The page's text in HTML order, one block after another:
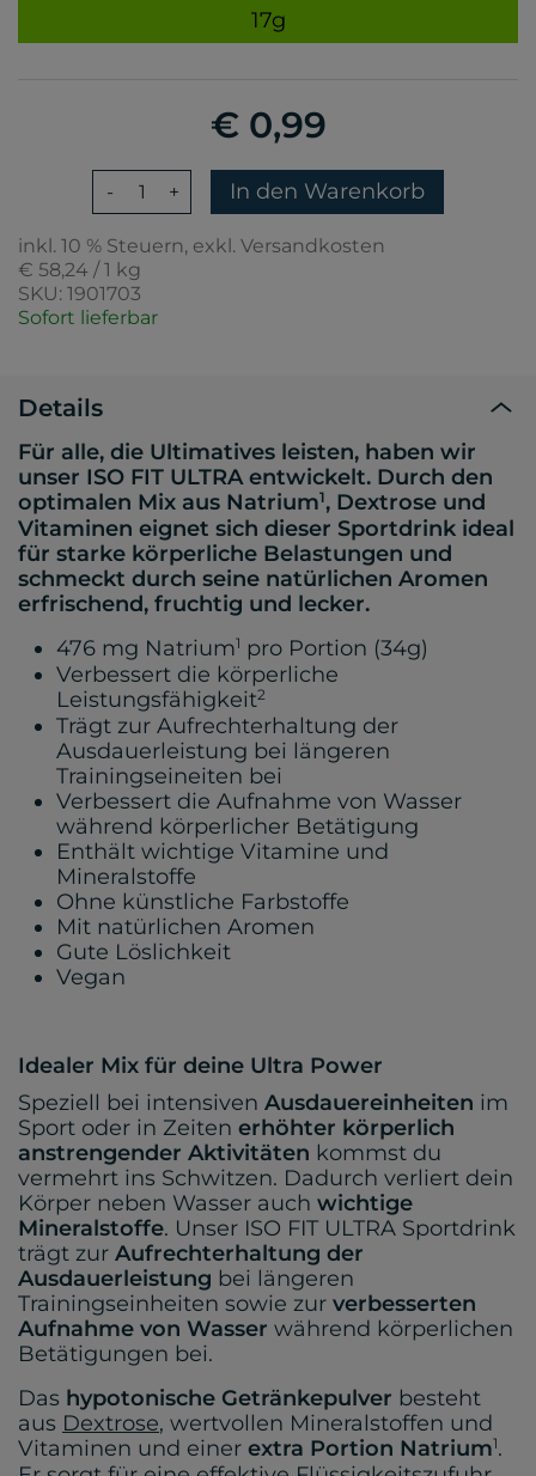
17g
€ 0,99
- + In den Warenkorb
inkl. 10 % Steuern, exkl. Versandkosten
€ 58,24 / 1 kg
SKU: 1901703
Sofort lieferbar
Details
Für alle, die Ultimatives leisten, haben wir
unser ISO FIT ULTRA entwickelt. Durch den
optimalen Mix aus Natrium1, Dextrose und
Vitaminen eignet sich dieser Sportdrink ideal
für starke körperliche Belastungen und
schmeckt durch seine natürlichen Aromen
erfrischend, fruchtig und lecker.
476 mg Natrium1 pro Portion (34g)
Verbessert die körperliche
Leistungsfähigkeit2
Trägt zur Aufrechterhaltung der
Ausdauerleistung bei längeren
Trainingseineiten bei
Verbessert die Aufnahme von Wasser
während körperlicher Betätigung
Enthält wichtige Vitamine und
Mineralstoffe
Ohne künstliche Farbstoffe
Mit natürlichen Aromen
Gute Löslichkeit
Vegan
Idealer Mix für deine Ultra Power
Speziell bei intensiven Ausdauereinheiten im
Sport oder in Zeiten erhöhter körperlich
anstrengender Aktivitäten kommst du
vermehrt ins Schwitzen. Dadurch verliert dein
Körper neben Wasser auch wichtige
Mineralstoffe. Unser ISO FIT ULTRA Sportdrink
trägt zur Aufrechterhaltung der
Ausdauerleistung bei längeren
Trainingseinheiten sowie zur verbesserten
Aufnahme von Wasser während körperlichen
Betätigungen bei.
Das hypotonische Getränkepulver besteht
aus Dextrose, wertvollen Mineralstoffen und
Vitaminen und einer extra Portion Natrium1.